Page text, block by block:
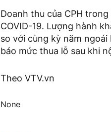
Doanh thu của CPH
COVID-19. Lượng hành
so với cùng kỳ năm
báo mức thua lỗ sau khi
Theo VTV.vn
None